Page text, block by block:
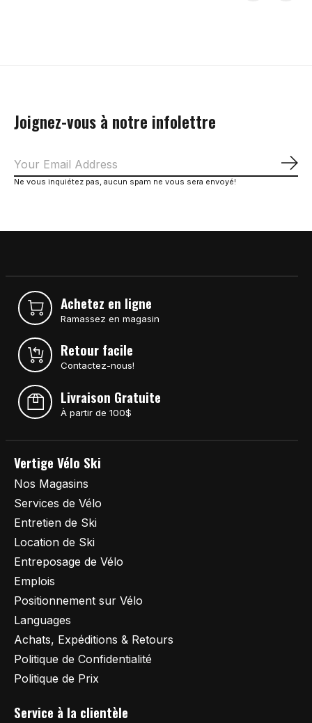
Joignez-vous à notre infolettre
Ne vous inquiétez pas, aucun spam ne vous sera envoyé!
Achetez en ligne
Ramassez en magasin
Retour facile
Contactez-nous!
Livraison Gratuite
À partir de 100$
Vertige Vélo Ski
Nos Magasins
Services de Vélo
Entretien de Ski
Location de Ski
Entreposage de Vélo
Emplois
Positionnement sur Vélo
Languages
Achats, Expéditions & Retours
Politique de Confidentialité
Politique de Prix
Service à la clientèle